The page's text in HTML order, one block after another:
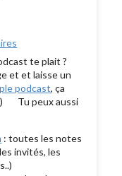
te plait ?
et et laisse un
podcast, ça
;) Tu peux aussi
: toutes les notes
invités, les